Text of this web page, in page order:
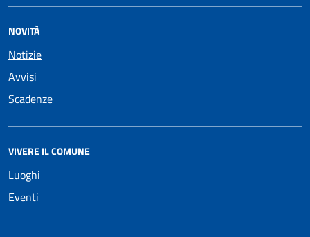
NOVITÀ
Notizie
Avvisi
Scadenze
VIVERE IL COMUNE
Luoghi
Eventi